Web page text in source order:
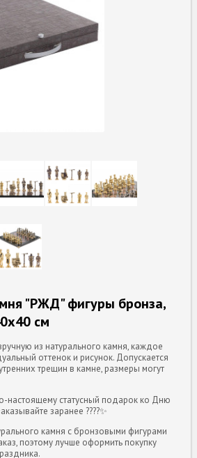
"РЖД" фигуры бронза,
см
из натурального камня, каждое
оттенок и рисунок. Допускается
трещин в камне, размеры могут
настоящему статусный подарок ко Дню
заранее ????✨
камня с бронзовыми фигурами
поэтому лучше оформить покупку